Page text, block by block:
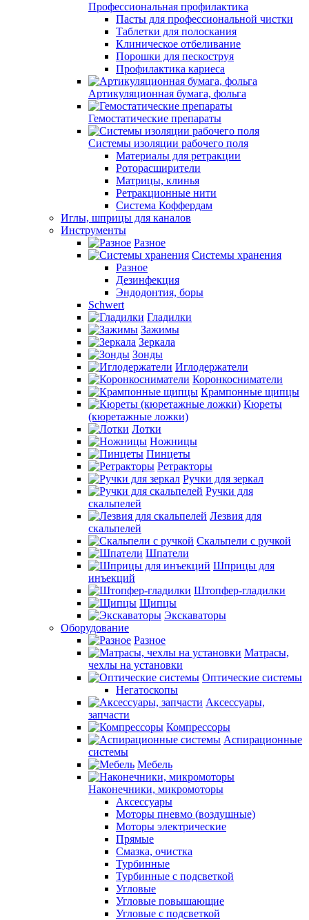
Профессиональная профилактика
Пасты для профессиональной чистки
Таблетки для полоскания
Клиническое отбеливание
Порошки для пескоструя
Профилактика кариеса
Артикуляционная бумага, фольга
Гемостатические препараты
Системы изоляции рабочего поля
Материалы для ретракции
Роторасширители
Матрицы, клинья
Ретракционные нити
Система Коффердам
Иглы, шприцы для каналов
Инструменты
Разное
Системы хранения
Разное
Дезинфекция
Эндодонтия, боры
Schwert
Гладилки
Зажимы
Зеркала
Зонды
Иглодержатели
Коронкосниматели
Крампонные щипцы
Кюреты
(кюретажные ложки)
Лотки
Ножницы
Пинцеты
Ретракторы
Ручки для зеркал
Ручки для
скальпелей
Лезвия для
скальпелей
Скальпели с ручкой
Шпатели
Шприцы для
инъекций
Штопфер-гладилки
Щипцы
Экскаваторы
Оборудование
Разное
Матрасы,
чехлы на установки
Оптические системы
Негатоскопы
Аксессуары,
запчасти
Компрессоры
Аспирационные
системы
Мебель
Наконечники, микромоторы
Аксессуары
Моторы пневмо (воздушные)
Моторы электрические
Прямые
Смазка, очистка
Турбинные
Турбинные с подсветкой
Угловые
Угловые повышающие
Угловые с подсветкой